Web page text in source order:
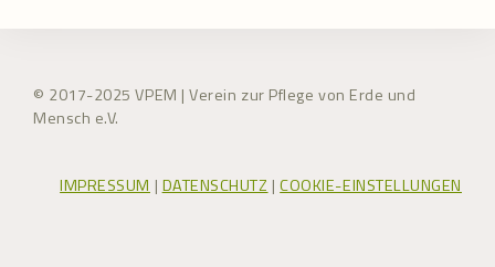
© 2017-2025 VPEM | Verein zur Pflege von Erde und
Mensch e.V.
IMPRESSUM | DATENSCHUTZ |COOKIE-EINSTELLUNGEN